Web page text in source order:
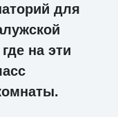
для
на эти